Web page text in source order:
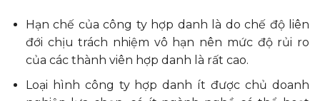
Hạn chế của công ty hợp danh là do chế độ liên
đới chịu trách nhiệm vô hạn nên mức độ rủi ro
của các thành viên hợp danh là rất cao.
Loại hình công ty hợp danh ít được chủ doanh